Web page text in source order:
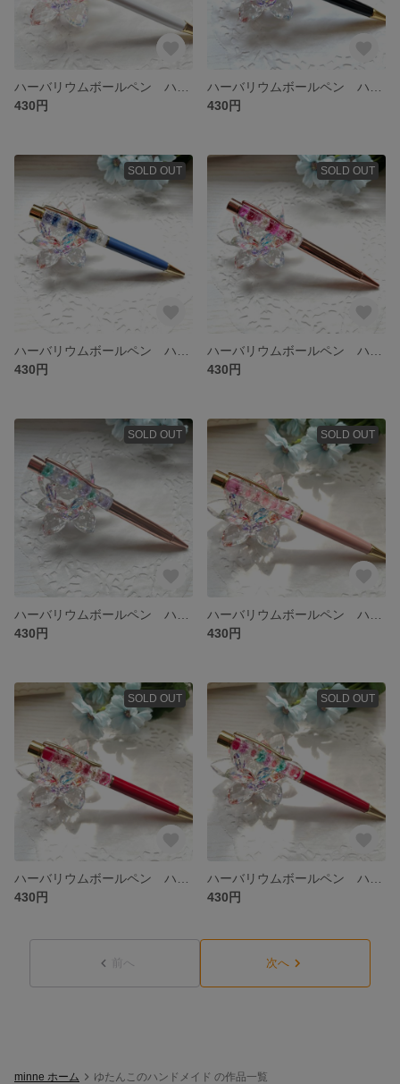
430円
430円
SOLD OUT
430円
SOLD OUT
430円
SOLD OUT
430円
SOLD OUT
430円
SOLD OUT
430円
SOLD OUT
430円
前へ 次へ
minne ホーム ゆたんこのハンドメイド の作品一覧